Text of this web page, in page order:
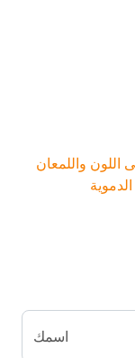
اللون واللمعان
اسمك